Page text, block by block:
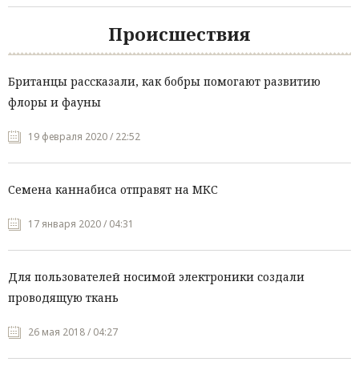
Происшествия
Британцы рассказали, как бобры помогают развитию
флоры и фауны
19 февраля 2020 / 22:52
Семена каннабиса отправят на МКС
17 января 2020 / 04:31
Для пользователей носимой электроники создали
проводящую ткань
26 мая 2018 / 04:27